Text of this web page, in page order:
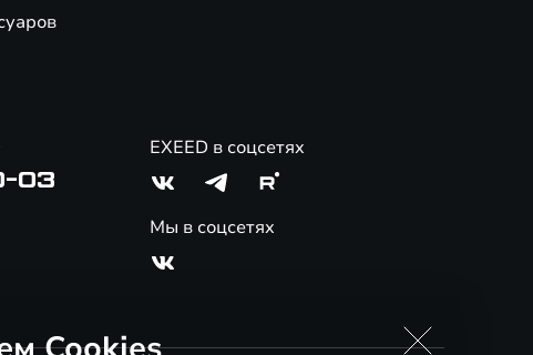
03
EXEED в соцсетях
Мы в соцсетях